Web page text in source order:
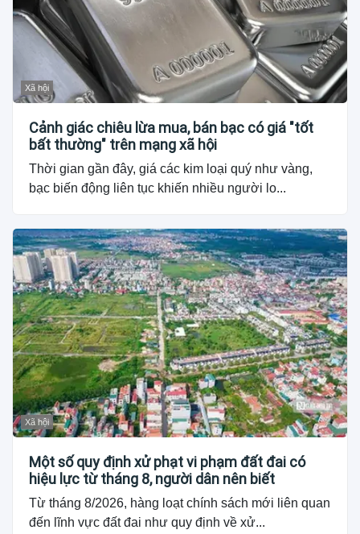
Xã hội
Cảnh giác chiêu lừa mua, bán bạc có giá "tốt
bất thường" trên mạng xã hội
Thời gian gần đây, giá các kim loại quý như vàng,
bạc biến động liên tục khiến nhiều người lo...
Xã hội
Một số quy định xử phạt vi phạm đất đai có
hiệu lực từ tháng 8, người dân nên biết
Từ tháng 8/2026, hàng loạt chính sách mới liên quan
đến lĩnh vực đất đai như quy định về xử...